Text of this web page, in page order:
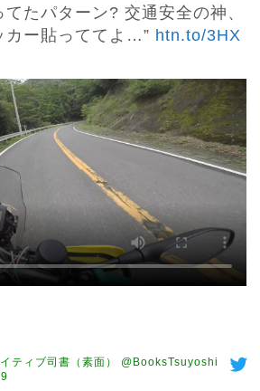
たパターン? 交通安全の神、
カー貼っててよ…” htn.to/3HX
ティブ司書（素面） @BooksTsuyoshi